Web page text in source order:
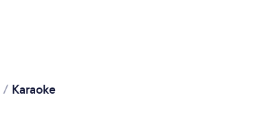
/ Karaoke